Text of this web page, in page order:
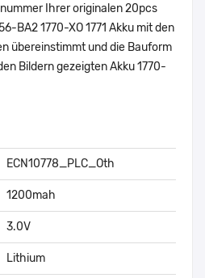
Ihrer originalen 20pcs
BA2 1770-XO 1771 Akku mit den
übereinstimmt und die Bauform
Bildern gezeigten Akku 1770-
ECN10778_PLC_Oth
1200mah
3.0V
Lithium